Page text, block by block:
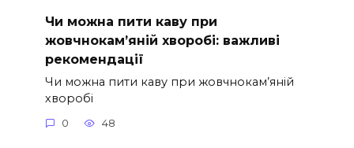
Чи можна пити каву при
жовчнокам’яній хворобі: важливі
рекомендації
Чи можна пити каву при жовчнокам’яній
хворобі
0 48